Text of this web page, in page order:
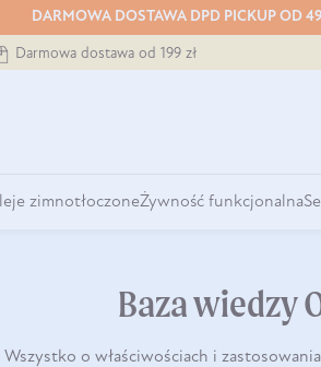
DARMOWA DOSTAWA DPD PICKUP OD
Darmowa dostawa od 199 zł
zimnotłoczoneŻywność funkcjonalna
Baza wiedzy
Wszystko o właściwościach i